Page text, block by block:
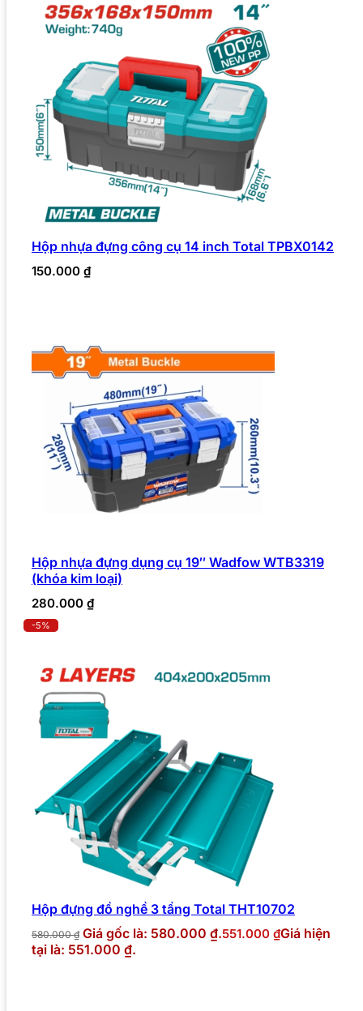
Hộp nhựa đựng công cụ 14 inch Total TPBX0142
150.000 ₫
Hộp nhựa đựng dụng cụ 19″ Wadfow WTB3319
(khóa kim loại)
280.000 ₫
-5%
Hộp đựng đồ nghề 3 tầng Total THT10702
580.000₫ Giá gốc là: 580.000 ₫.551.000 ₫Giá hiện
tại là: 551.000 ₫.